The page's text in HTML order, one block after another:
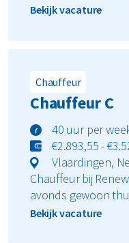
Bekijk vacature
Chauffeur
Chauffeur C
40 uur per
€2.893,55 -
Vlaardingen,
Chauffeur bij
avonds gewoon
Bekijk vacature